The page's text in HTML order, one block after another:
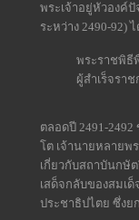
พระเจ้าอยู่หัวองค์
ระหว่าง 2490-92)
พระราชพิธี
ผู้สำเร็จรา
ตลอดปี 2491-
โต เจ้านายหลายพ
เกี่ยวกับสถาบันกษั
เสด็จกลับของสมเ
ประชาธิปไตย ซึ่ง